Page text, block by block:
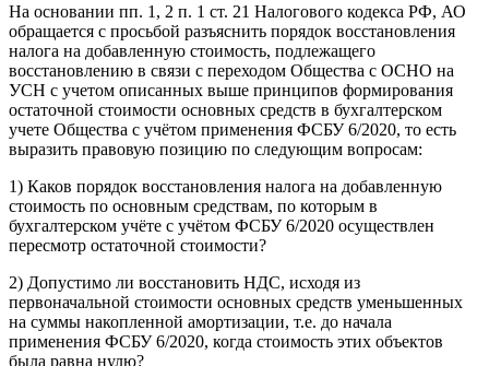
На основании пп. 1, 2 п. 1 ст. 21 Налогового кодекса РФ, АО
обращается с просьбой разъяснить порядок восстановления
налога на добавленную стоимость, подлежащего
восстановлению в связи с переходом Общества с ОСНО на
УСН с учетом описанных выше принципов формирования
остаточной стоимости основных средств в бухгалтерском
учете Общества с учётом применения ФСБУ 6/2020, то есть
выразить правовую позицию по следующим вопросам:
1) Каков порядок восстановления налога на добавленную
стоимость по основным средствам, по которым в
бухгалтерском учёте с учётом ФСБУ 6/2020 осуществлен
пересмотр остаточной стоимости?
2) Допустимо ли восстановить НДС, исходя из
первоначальной стоимости основных средств уменьшенных
на суммы накопленной амортизации, т.е. до начала
применения ФСБУ 6/2020, когда стоимость этих объектов
была равна нулю?